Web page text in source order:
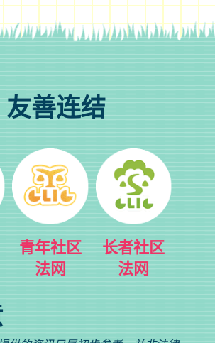
友善连结
青年社区
法网
长者社区
法网